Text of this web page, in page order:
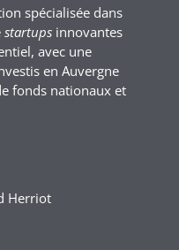
spécialisée dans
startupsinnovantes
avec une
en Auvergne
fonds nationaux et
Herriot